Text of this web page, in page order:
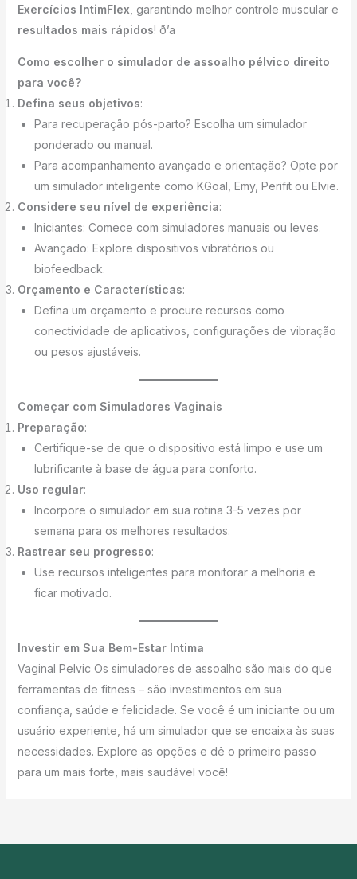
Exercícios IntimFlex , garantindo melhor controle muscular e
resultados mais rápidos! ð’a
Como escolher o simulador de assoalho pélvico direito
para você?
Defina seus objetivos:
Para recuperação pós-parto? Escolha um simulador
ponderado ou manual.
Para acompanhamento avançado e orientação? Opte por
um simulador inteligente como KGoal, Emy, Perifit ou Elvie.
Considere seu nível de experiência:
Iniciantes: Comece com simuladores manuais ou leves.
Avançado: Explore dispositivos vibratórios ou
biofeedback.
Orçamento e Características:
Defina um orçamento e procure recursos como
conectividade de aplicativos, configurações de vibração
ou pesos ajustáveis.
Começar com Simuladores Vaginais
Preparação:
Certifique-se de que o dispositivo está limpo e use um
lubrificante à base de água para conforto.
Uso regular:
Incorpore o simulador em sua rotina 3-5 vezes por
semana para os melhores resultados.
Rastrear seu progresso:
Use recursos inteligentes para monitorar a melhoria e
ficar motivado.
Investir em Sua Bem-Estar Intima
Vaginal Pelvic Os simuladores de assoalho são mais do que
ferramentas de fitness – são investimentos em sua
confiança, saúde e felicidade. Se você é um iniciante ou um
usuário experiente, há um simulador que se encaixa às suas
necessidades. Explore as opções e dê o primeiro passo
para um mais forte, mais saudável você!